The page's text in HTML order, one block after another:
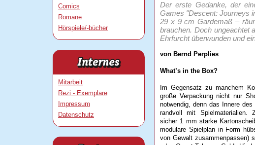
Comics
Romane
Hörspiele/-bücher
Mitarbeit
Rezi - Exemplare
Impressum
Datenschutz
Der erste Gedanke, der
Games "Descent: Journeys
29 x 9 cm Gardemaß –
brauchen. Doch ungeachtet
Ehrfurcht überwunden und
von Bernd Perplies
What’s in the Box?
Im Gegensatz zu manchem
große Verpackung nicht nur
notwendig, denn das Innere
randvoll mit Spielmaterialien.
sicher 1 mm starke
modulare Spielplan in Form
von Gewalt zusammenpassen)